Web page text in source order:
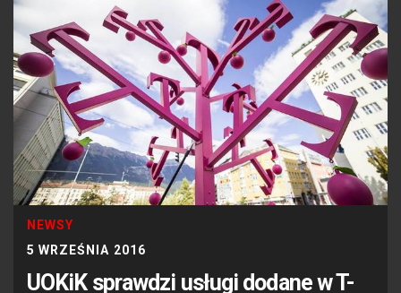
NEWSY
5 WRZEŚNIA 2016
UOKiK sprawdzi usługi dodane w T-